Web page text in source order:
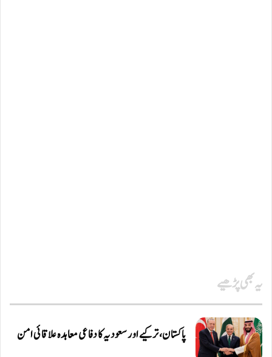
یہ بھی پڑھیے
پاکستان، ترکیے اور سعودیہ کا دفاعی معاہدہ علاقائی امن